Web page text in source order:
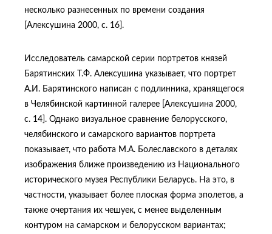
несколько разнесенных по времени создания
[Алексушина 2000, с. 16].
Исследователь самарской серии портретов князей
Барятинских Т.Ф. Алексушина указывает, что портрет
А.И. Барятинского написан с подлинника, хранящегося
в Челябинской картинной галерее [Алексушина 2000,
с. 14]. Однако визуальное сравнение белорусского,
челябинского и самарского вариантов портрета
показывает, что работа М.А. Болеславского в деталях
изображения ближе произведению из Национального
исторического музея Республики Беларусь. На это, в
частности, указывает более плоская форма эполетов, а
также очертания их чешуек, с менее выделенным
контуром на самарском и белорусском вариантах;